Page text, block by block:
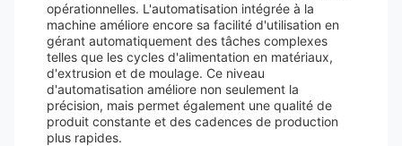
opérationnelles. L'automatisation intégrée à la
machine améliore encore sa facilité d'utilisation en
gérant automatiquement des tâches complexes
telles que les cycles d'alimentation en matériaux,
d'extrusion et de moulage. Ce niveau
d'automatisation améliore non seulement la
précision, mais permet également une qualité de
produit constante et des cadences de production
plus rapides.